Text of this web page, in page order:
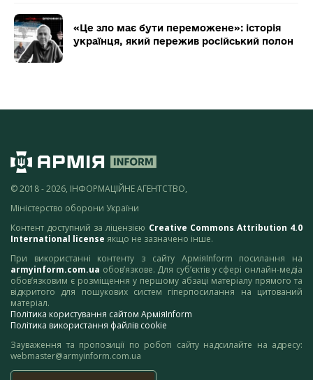
«Це зло має бути переможене»: історія
українця, який пережив російський полон
© 2018 - 2026, ІНФОРМАЦІЙНЕ АГЕНТСТВО,
Міністерство оборони України
Контент доступний за ліцензією Creative Commons Attribution 4.0
International license якщо не зазначено інше.
При використанні контенту з сайту АрміяInform посилання на
armyinform.com.ua обов’язкове. Для суб’єктів у сфері онлайн-медіа
обов’язковим є розміщення у першому абзаці матеріалу прямого та
відкритого для пошукових систем гіперпосилання на цитований
матеріал.
Політика користування сайтом АрміяInform
Політика використання файлів cookie
Зауваження та пропозиції по роботі сайту надсилайте на адресу:
webmaster@armyinform.com.ua